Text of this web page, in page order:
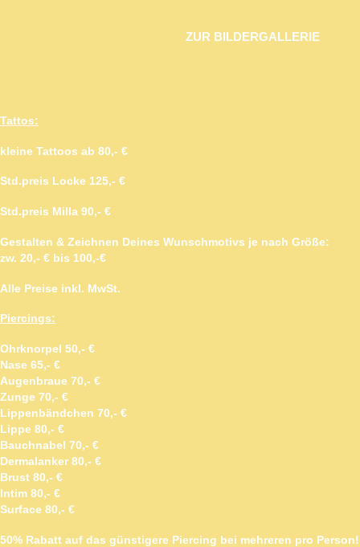
ZUR BILDERGALLERIE
Tattos:
kleine Tattoos ab 80,- €
Std.preis Locke 125,- €
Std.preis Milla 90,- €
Gestalten & Zeichnen Deines Wunschmotivs je nach Größe:
zw. 20,- € bis 100,-€
Alle Preise inkl. MwSt.
Piercings:
Ohrknorpel 50,- €
Nase 65,- €
Augenbraue 70,- €
Zunge 70,- €
Lippenbändchen 70,- €
Lippe 80,- €
Bauchnabel 70,- €
Dermalanker 80,- €
Brust 80,- €
Intim 80,- €
Surface 80,- €
50% Rabatt auf das günstigere Piercing bei mehreren pro Person!